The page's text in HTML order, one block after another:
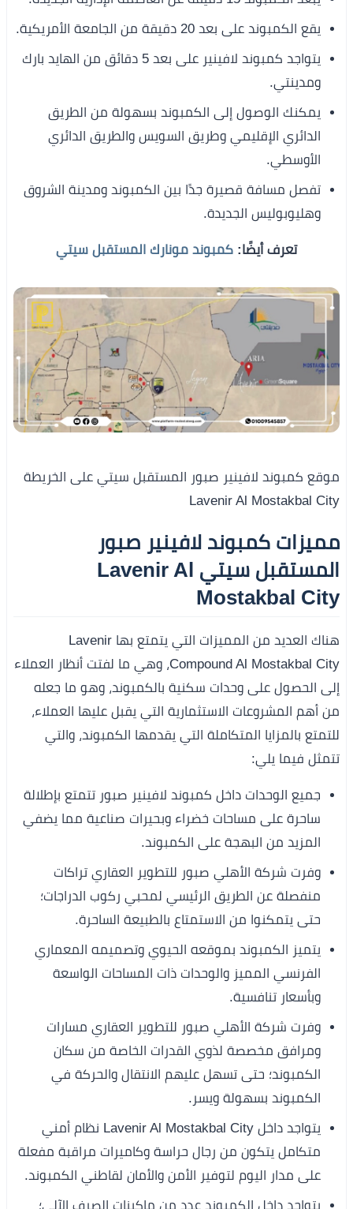
يقع الكمبوند على بعد 20 دقيقة من الجامعة الأمريكية.
يتواجد كمبوند لافينير على بعد 5 دقائق من الهايد بارك
ومدينتي.
يمكنك الوصول إلى الكمبوند بسهولة من الطريق
الدائري الإقليمي وطريق السويس والطريق الدائري
الأوسطي.
تفصل مسافة قصيرة جدًا بين الكمبوند ومدينة الشروق
وهليوبوليس الجديدة.
تعرف أيضًا: كمبوند مونارك المستقبل سيتي
موقع كمبوند لافينير صبور المستقبل سيتي على الخريطة
Lavenir Al Mostakbal City
مميزات كمبوند لافينير صبور
المستقبل سيتي Lavenir Al
Mostakbal City
هناك العديد من المميزات التي يتمتع بها Lavenir
Compound Al Mostakbal City، وهي ما لفتت أنظار العملاء
إلى الحصول على وحدات سكنية بالكمبوند، وهو ما جعله
من أهم المشروعات الاستثمارية التي يقبل عليها العملاء،
للتمتع بالمزايا المتكاملة التي يقدمها الكمبوند، والتي
تتمثل فيما يلي:
جميع الوحدات داخل كمبوند لافينير صبور تتمتع بإطلالة
ساحرة على مساحات خضراء وبحيرات صناعية مما يضفي
المزيد من البهجة على الكمبوند.
وفرت شركة الأهلي صبور للتطوير العقاري تراكات
منفصلة عن الطريق الرئيسي لمحبي ركوب الدراجات؛
حتى يتمكنوا من الاستمتاع بالطبيعة الساحرة.
يتميز الكمبوند بموقعه الحيوي وتصميمه المعماري
الفرنسي المميز والوحدات ذات المساحات الواسعة
وبأسعار تنافسية.
وفرت شركة الأهلي صبور للتطوير العقاري مسارات
ومرافق مخصصة لذوي القدرات الخاصة من سكان
الكمبوند؛ حتى تسهل عليهم الانتقال والحركة في
الكمبوند بسهولة ويسر.
يتواجد داخل Lavenir Al Mostakbal City نظام أمني
متكامل يتكون من رجال حراسة وكاميرات مراقبة مفعلة
على مدار اليوم لتوفير الأمن والأمان لقاطني الكمبوند.
يتواجد داخل الكمبوند عدد من ماكينات الصرف الآلي؛